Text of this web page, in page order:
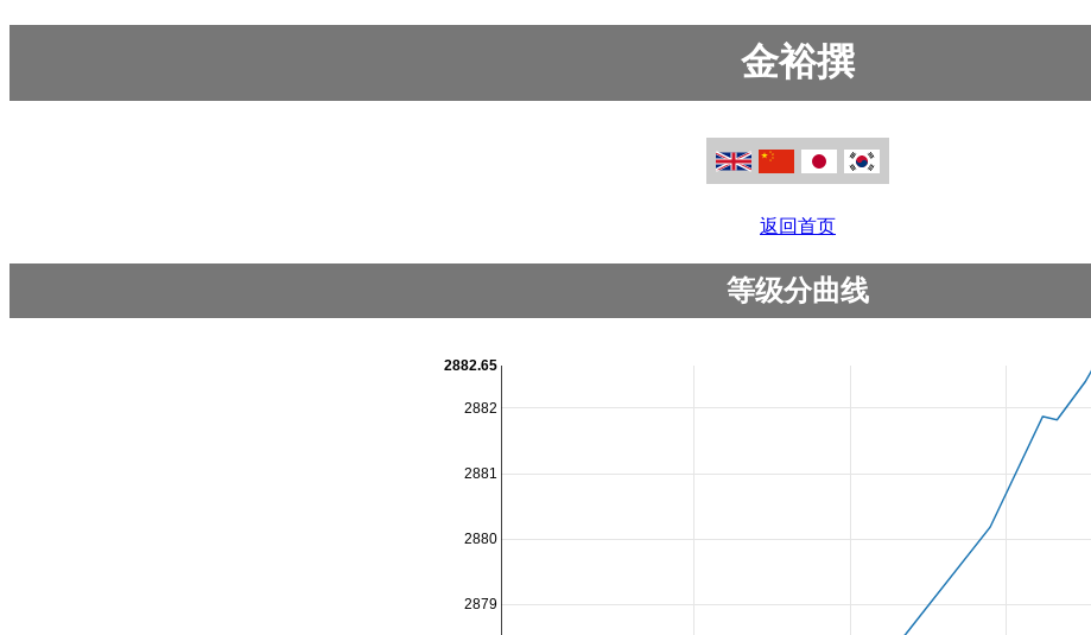
金裕撰
返回首页
等级分曲线
2879
2880
2881
2882
2882.65